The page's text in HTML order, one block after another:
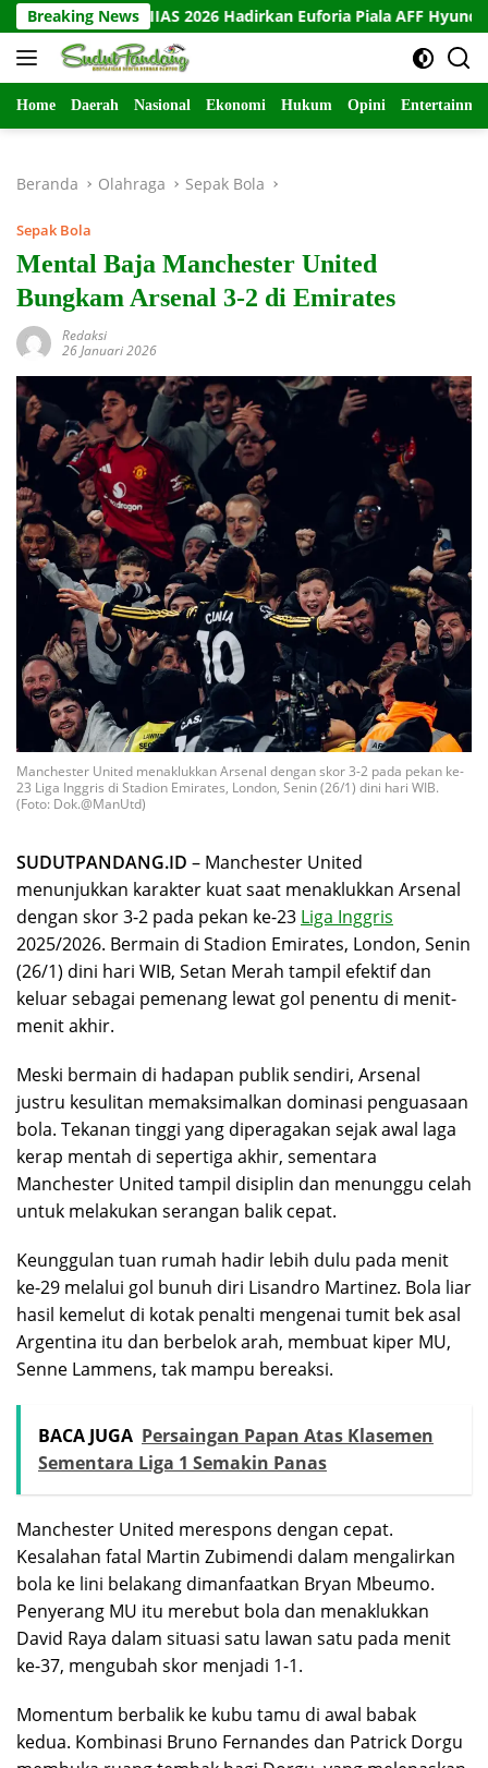
Langsung
ke
konten
Breaking News
GIIAS 2026 Hadirkan Euforia Piala AFF Hyundai Cup
Home Daerah Nasional Ekonomi Hukum Opini
Beranda Olahraga Sepak Bola
Sepak Bola
Mental Baja Manchester United
Bungkam Arsenal 3-2 di Emirates
Redaksi
26 Januari 2026
Manchester United menaklukkan Arsenal dengan skor 3-2 pada pekan ke-
23 Liga Inggris di Stadion Emirates, London, Senin (26/1) dini hari WIB.
(Foto: Dok.@ManUtd)
SUDUTPANDANG.ID – Manchester United
menunjukkan karakter kuat saat menaklukkan Arsenal
dengan skor 3-2 pada pekan ke-23 Liga Inggris
2025/2026. Bermain di Stadion Emirates, London, Senin
(26/1) dini hari WIB, Setan Merah tampil efektif dan
keluar sebagai pemenang lewat gol penentu di menit-
menit akhir.
Meski bermain di hadapan publik sendiri, Arsenal
justru kesulitan memaksimalkan dominasi penguasaan
bola. Tekanan tinggi yang diperagakan sejak awal laga
kerap mentah di sepertiga akhir, sementara
Manchester United tampil disiplin dan menunggu celah
untuk melakukan serangan balik cepat.
Keunggulan tuan rumah hadir lebih dulu pada menit
ke-29 melalui gol bunuh diri Lisandro Martinez. Bola liar
hasil kemelut di kotak penalti mengenai tumit bek asal
Argentina itu dan berbelok arah, membuat kiper MU,
Senne Lammens, tak mampu bereaksi.
BACA JUGA Persaingan Papan Atas Klasemen
Sementara Liga 1 Semakin Panas
Manchester United merespons dengan cepat.
Kesalahan fatal Martin Zubimendi dalam mengalirkan
bola ke lini belakang dimanfaatkan Bryan Mbeumo.
Penyerang MU itu merebut bola dan menaklukkan
David Raya dalam situasi satu lawan satu pada menit
ke-37, mengubah skor menjadi 1-1.
Momentum berbalik ke kubu tamu di awal babak
kedua. Kombinasi Bruno Fernandes dan Patrick Dorgu